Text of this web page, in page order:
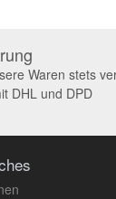
Waren stets
DHL und DPD